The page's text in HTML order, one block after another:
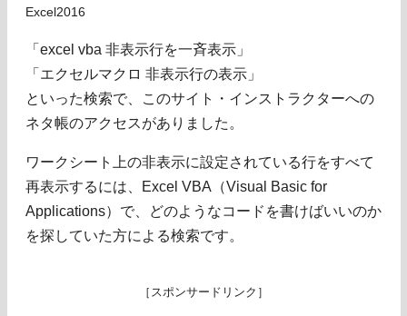
Excel2016
「excel vba 非表示行を一斉表示」
「エクセルマクロ 非表示行の表示」
といった検索で、このサイト・インストラクターへの
ネタ帳のアクセスがありました。
ワークシート上の非表示に設定されている行をすべて
再表示するには、Excel VBA（Visual Basic for
Applications）で、どのようなコードを書けばいいのか
を探していた方による検索です。
［スポンサードリンク］